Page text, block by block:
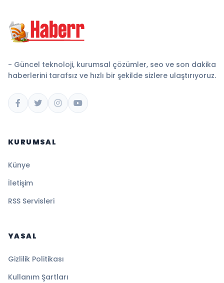
- Güncel teknoloji, kurumsal çözümler, seo ve son dakika
haberlerini tarafsız ve hızlı bir şekilde sizlere ulaştırıyoruz.
KURUMSAL
Künye
İletişim
RSS Servisleri
YASAL
Gizlilik Politikası
Kullanım Şartları